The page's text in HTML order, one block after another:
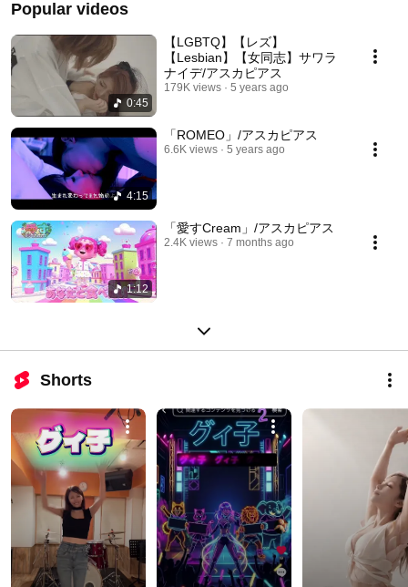
Popular videos
0:45
【LGBTQ】【レズ】
【Lesbian】【女同志】サワラ
ナイデ/アスカピアス
179K views 5 years ago
4:15
「ROMEO」/アスカピアス
6.6K views 5 years ago
1:12
「愛すCream」/アスカピアス
2.4K views 7 months ago
Shorts